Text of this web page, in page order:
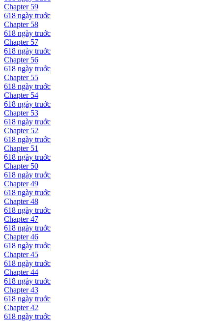
Chapter 59
618 ngày truớc
Chapter 58
618 ngày truớc
Chapter 57
618 ngày truớc
Chapter 56
618 ngày truớc
Chapter 55
618 ngày truớc
Chapter 54
618 ngày truớc
Chapter 53
618 ngày truớc
Chapter 52
618 ngày truớc
Chapter 51
618 ngày truớc
Chapter 50
618 ngày truớc
Chapter49
618 ngày truớc
Chapter48
618 ngày truớc
Chapter47
618 ngày truớc
Chapter46
618 ngày truớc
Chapter45
618 ngày truớc
Chapter44
618 ngày truớc
Chapter43
618 ngày truớc
Chapter42
618 ngày truớc